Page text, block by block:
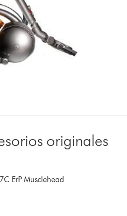
originales
ErP Musclehead